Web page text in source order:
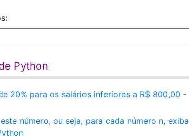
Python
20% para os salários inferiores a R$ 800,00 -
número, ou seja, para cada número n, exiba